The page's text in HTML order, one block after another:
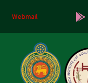
Webmail
navigation